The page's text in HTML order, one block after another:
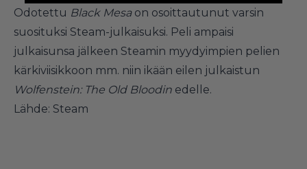
Odotettu Black Mesaon osoittautunut varsin
suosituksi Steam-julkaisuksi. Peli ampaisi
julkaisunsa jälkeen Steamin myydyimpien pelien
kärkiviisikkoon mm. niin ikään eilen julkaistun
Wolfenstein: The Old Bloodin edelle.
Lähde: Steam